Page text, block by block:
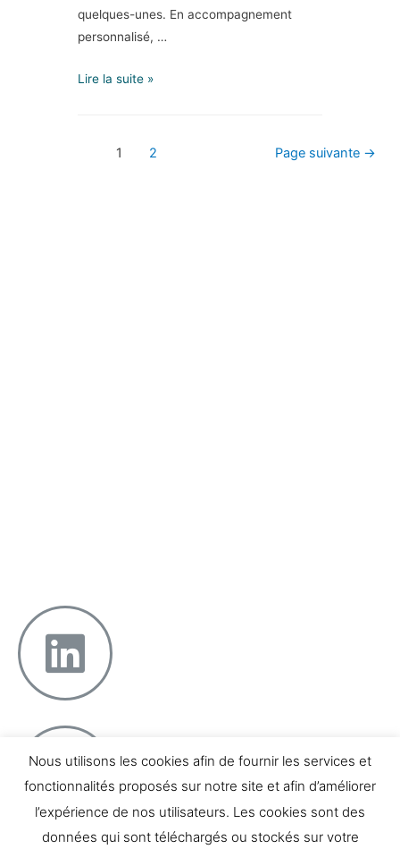
quelques-unes. En accompagnement
personnalisé, …
Lire la suite »
1 2 Page suivante →
Nous utilisons les cookies afin de fournir les services et
fonctionnalités proposés sur notre site et afin d’améliorer
l’expérience de nos utilisateurs. Les cookies sont des
données qui sont téléchargés ou stockés sur votre